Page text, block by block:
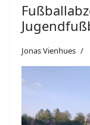
Jonas Vienhues